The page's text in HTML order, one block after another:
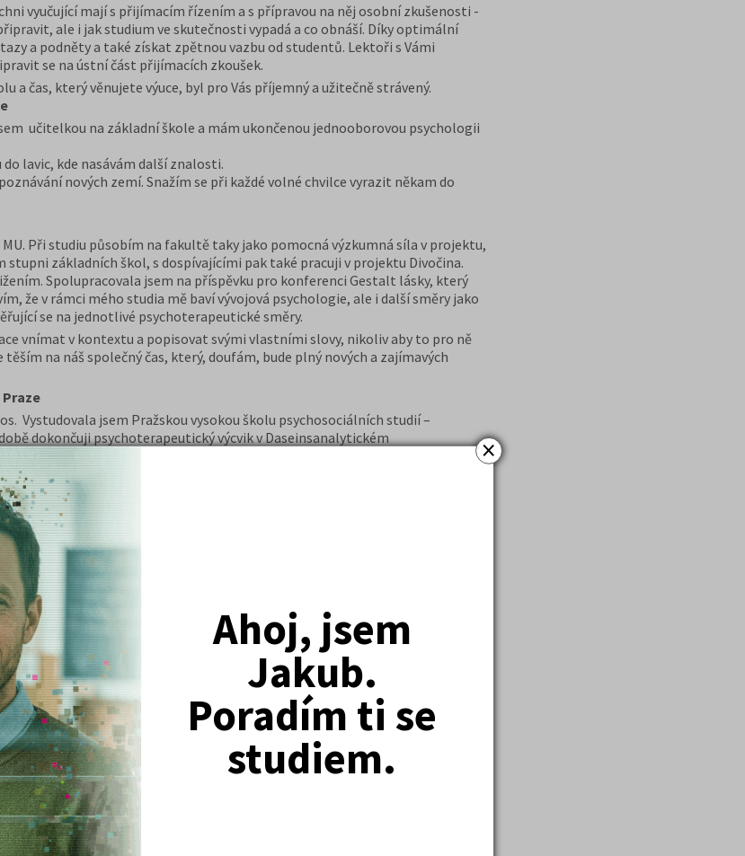
×
Ahoj, jsem
Jakub.
Poradím ti se
studiem.
vyučující mají s přijímacím řízením a s přípravou na něj osobní zkušenosti -
ale i jak studium ve skutečnosti vypadá a co obnáší. Díky optimální
a podněty a také získat zpětnou vazbu od studentů. Lektoři s Vámi
se na ústní část přijímacích zkoušek.
a čas, který věnujete výuce, byl pro Vás příjemný a užitečně strávený.
učitelkou na základní škole a mám ukončenou jednooborovou psychologii
lavic, kde nasávám další znalosti.
nových zemí. Snažím se při každé volné chvilce vyrazit někam do
Při studiu působím na fakultě taky jako pomocná výzkumná síla v projektu,
základních škol, s dospívajícími pak také pracuji v projektu Divočina.
Spolupracovala jsem na příspěvku pro konferenci Gestalt lásky, který
že v rámci mého studia mě baví vývojová psychologie, ale i další směry jako
se na jednotlivé psychoterapeutické směry.
vnímat v kontextu a popisovat svými vlastními slovy, nikoliv aby to pro ně
na náš společný čas, který, doufám, bude plný nových a zajímavých
Vystudovala jsem Pražskou vysokou školu psychosociálních studií –
dokončuji psychoterapeutický výcvik v Daseinsanalytickém
soukromém zdravotnickém zařízení + mám svoji soukromou
na práci s dospívajícími a mladými dospělými. Ve své terapeutické práci
techniky. Kurz v agentuře Amos jsem absolvovala před několika lety ( ve
a splnil se mi tak můj sen.
tak řady kolegů psychologů, kterých je stálý nedostatek.
ty, kteří mají zájem o budoucí studium této krásné vědy na vysoké škole.
škol, do kterých mě přijali a kde budu pokračovat ve studiu. Těším se, až
Mám technické i humanitní vzdělání v oblastech projektového řízení
obchodu a financí, ale i sociální práci, pedagogiku a psychologii jsem
období a tuto práci považuji za smysluplnou činnost. Během práce se rád
cestu do dětské duše. Mezi to, co mám rád, patří tramping, rybolov,
z psychologie a filozofie.
pro mě znamená možnost předat všem nadějným zájemcům
studuji jednooborovou psychologii na Univerzitě Palackého a získala jsem
směřuji na cestu klinické dětské psychologie, zaujala mě ale také
na přijímací zkoušky a pokusím se předat maximum vědomostí a